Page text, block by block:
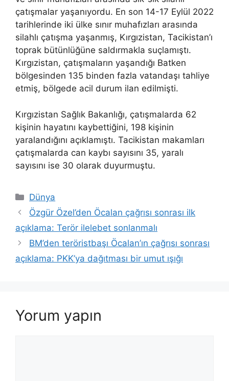
çatışmalar yaşanıyordu. En son 14-17 Eylül 2022
tarihlerinde iki ülke sınır muhafızları arasında
silahlı çatışma yaşanmış, Kırgızistan, Tacikistan’ı
toprak bütünlüğüne saldırmakla suçlamıştı.
Kırgızistan, çatışmaların yaşandığı Batken
bölgesinden 135 binden fazla vatandaşı tahliye
etmiş, bölgede acil durum ilan edilmişti.
Kırgızistan Sağlık Bakanlığı, çatışmalarda 62
kişinin hayatını kaybettiğini, 198 kişinin
yaralandığını açıklamıştı. Tacikistan makamları
çatışmalarda can kaybı sayısını 35, yaralı
sayısını ise 30 olarak duyurmuştu.
Kategoriler
Dünya
Özgür Özel’den Öcalan çağrısı sonrası ilk
açıklama: Terör ilelebet sonlanmalı
BM’den teröristbaşı Öcalan’ın çağrısı sonrası
açıklama: PKK’ya dağıtması bir umut ışığı
Yorum yapın